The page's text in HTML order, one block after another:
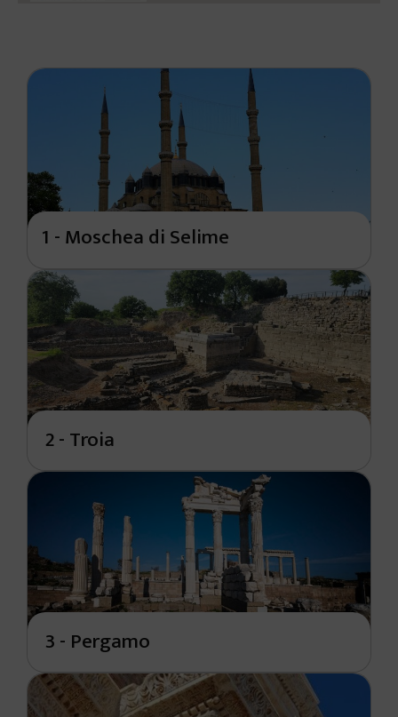
1 - Moschea di Selime
2 - Troia
3 - Pergamo